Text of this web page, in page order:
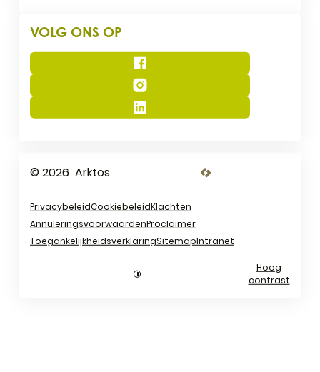
VOLG ONS OP
Facebook
Instagram
LinkedIn
© 2026 Arktos
PrivacybeleidCookiebeleidKlachten
AnnuleringsvoorwaardenProclaimer
ToegankelijkheidsverklaringSitemapIntranet
Hoog
contrast